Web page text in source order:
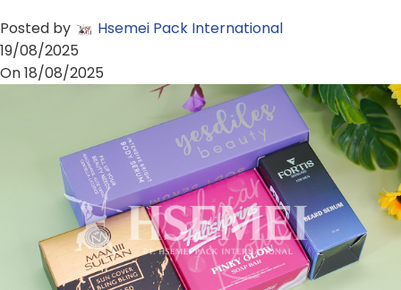
Posted by
Hsemei Pack International
19/08/2025
On 18/08/2025